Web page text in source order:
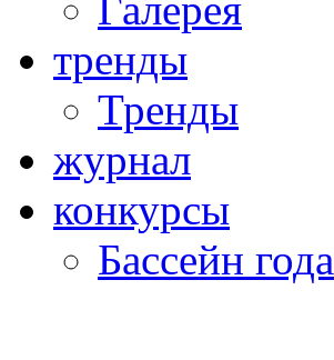
тренды
Тренды
журнал
конкурсы
Бассейн года